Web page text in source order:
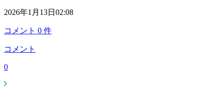
2026年1月13日02:08
コメント 0 件
コメント
0